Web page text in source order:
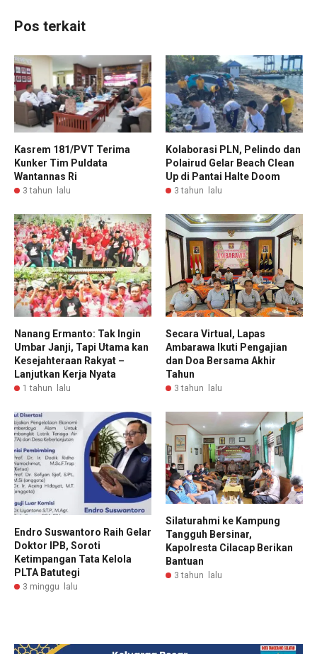
Pos terkait
Kasrem 181/PVT Terima
Kunker Tim Puldata
Wantannas Ri
3 tahun lalu
Kolaborasi PLN, Pelindo dan
Polairud Gelar Beach Clean
Up di Pantai Halte Doom
3 tahun lalu
Nanang Ermanto: Tak Ingin
Umbar Janji, Tapi Utama kan
Kesejahteraan Rakyat –
Lanjutkan Kerja Nyata
1 tahun lalu
Secara Virtual, Lapas
Ambarawa Ikuti Pengajian
dan Doa Bersama Akhir
Tahun
3 tahun lalu
Endro Suswantoro Raih Gelar
Doktor IPB, Soroti
Ketimpangan Tata Kelola
PLTA Batutegi
3 minggu lalu
Silaturahmi ke Kampung
Tangguh Bersinar,
Kapolresta Cilacap Berikan
Bantuan
3 tahun lalu